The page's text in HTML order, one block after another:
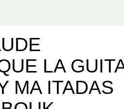
LA
MA ITADAS